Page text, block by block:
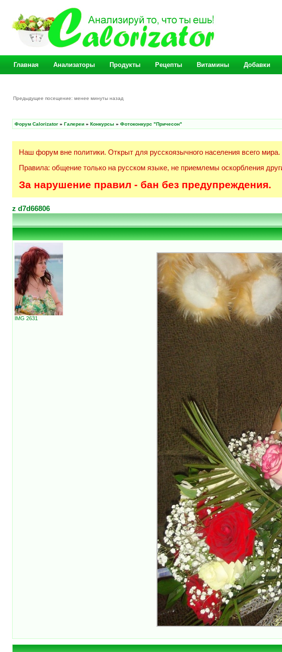
Главная Анализаторы Продукты Рецепты Витамины Добавки
Предыдущее посещение: менее минуты назад
Форум Calorizator » Галереи » Конкурсы » Фотоконкурс "Причесон"
Наш форум вне политики. Открыт для русскоязычного населения всего
Правила: общение только на русском языке, не приемлемы оскорбления
За нарушение правил - бан без предупреждения.
z d7d66806
IMG 2631